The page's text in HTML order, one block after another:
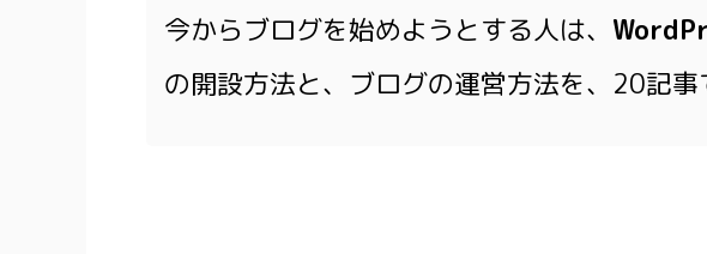
今からブログを始めようとする人は、
の開設方法と、ブログの運営方法を、20記事